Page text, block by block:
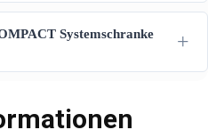
Systemschranke